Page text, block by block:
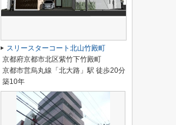
スリースターコート北山竹殿町
京都府京都市北区紫竹下竹殿町
京都市営烏丸線「北大路」駅 徒歩20分
築10年